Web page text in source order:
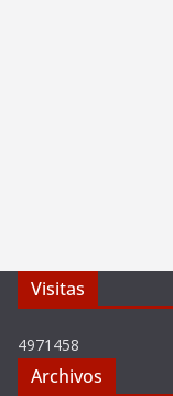
Visitas
4971458
Archivos